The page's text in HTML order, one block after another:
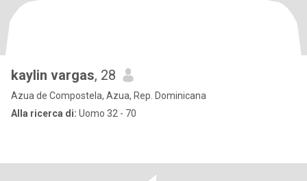
kaylin vargas, 28
Azua de Compostela, Azua, Rep. Dominicana
Alla ricerca di: Uomo 32 - 70